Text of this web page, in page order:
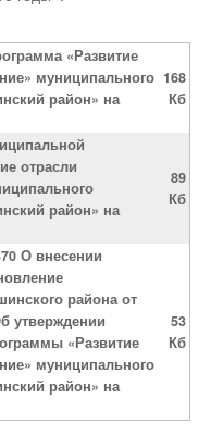
«Развитие
муниципального
район» на
168
Кб
отрасли
район» на
89
Кб
О внесении
района от
утверждении
«Развитие
муниципального
район» на
53
Кб